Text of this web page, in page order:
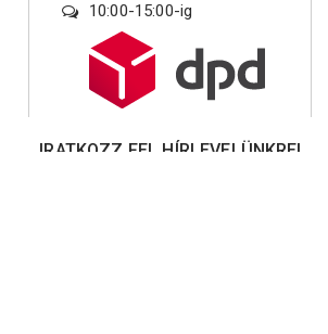
10:00-15:00-ig
IRATKOZZ FEL HÍRLEVELÜNKRE!